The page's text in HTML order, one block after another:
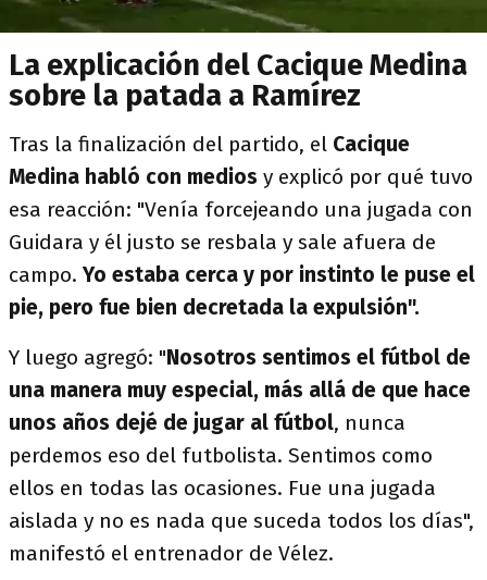
La explicación del Cacique Medina
sobre la patada a Ramírez
Tras la finalización del partido, el Cacique
Medina habló con medios y explicó por qué tuvo
esa reacción: "Venía forcejeando una jugada con
Guidara y él justo se resbala y sale afuera de
campo. Yo estaba cerca y por instinto le puse el
pie, pero fue bien decretada la expulsión".
Y luego agregó: "Nosotros sentimos el fútbol de
una manera muy especial, más allá de que hace
unos años dejé de jugar al fútbol, nunca
perdemos eso del futbolista. Sentimos como
ellos en todas las ocasiones. Fue una jugada
aislada y no es nada que suceda todos los días",
manifestó el entrenador de Vélez.